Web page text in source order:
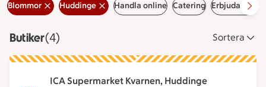
Blommor Huddinge Handla online Catering Erbjudanden
ButikerVisar 4 stycken
(4) Sortera
ICA Supermarket Kvarnen, Huddinge